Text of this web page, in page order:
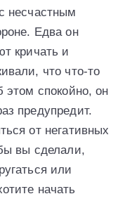
несчастным
Едва он
кричать и
что что-то
этом спокойно, он
предупредит.
от негативных
вы сделали,
или
начать